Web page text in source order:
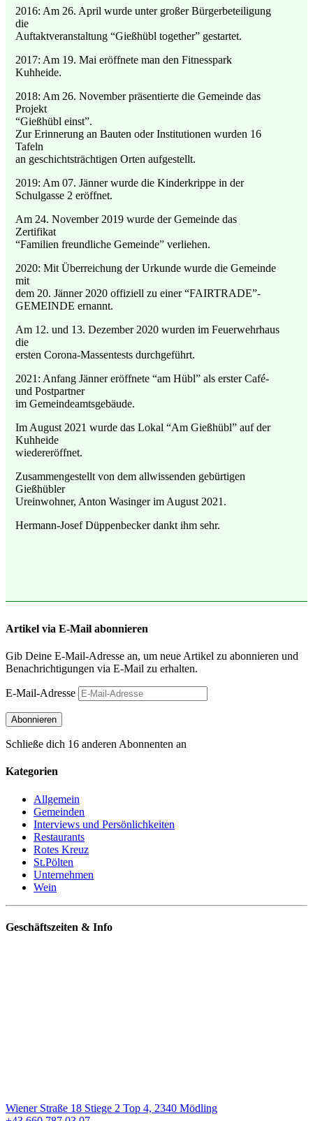
2016: Am 26. April wurde unter großer Bürgerbeteiligung
die
Auftaktveranstaltung “Gießhübl together” gestartet.
2017: Am 19. Mai eröffnete man den Fitnesspark
Kuhheide.
2018: Am 26. November präsentierte die Gemeinde das
Projekt
“Gießhübl einst”.
Zur Erinnerung an Bauten oder Institutionen wurden 16
Tafeln
an geschichtsträchtigen Orten aufgestellt.
2019: Am 07. Jänner wurde die Kinderkrippe in der
Schulgasse 2 eröffnet.
Am 24. November 2019 wurde der Gemeinde das
Zertifikat
“Familien freundliche Gemeinde” verliehen.
2020: Mit Überreichung der Urkunde wurde die Gemeinde
mit
dem 20. Jänner 2020 offiziell zu einer “FAIRTRADE”-
GEMEINDE ernannt.
Am 12. und 13. Dezember 2020 wurden im Feuerwehrhaus
die
ersten Corona-Massentests durchgeführt.
2021: Anfang Jänner eröffnete “am Hübl” als erster Café-
und Postpartner
im Gemeindeamtsgebäude.
Im August 2021 wurde das Lokal “Am Gießhübl” auf der
Kuhheide
wiedereröffnet.
Zusammengestellt von dem allwissenden gebürtigen
Gießhübler
Ureinwohner, Anton Wasinger im August 2021.
Hermann-Josef Düppenbecker dankt ihm sehr.
Artikel via E-Mail abonnieren
Gib Deine E-Mail-Adresse an, um neue Artikel zu abonnieren und
Benachrichtigungen via E-Mail zu erhalten.
E-Mail-Adresse
Abonnieren
Schließe dich 16 anderen Abonnenten an
Kategorien
Allgemein
Gemeinden
Interviews und Persönlichkeiten
Restaurants
Rotes Kreuz
St.Pölten
Unternehmen
Wein
Geschäftszeiten & Info
Wiener Straße 18 Stiege 2 Top 4, 2340 Mödling